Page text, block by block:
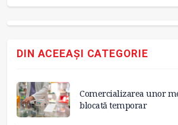
DIN ACEEAȘI CATEGORIE
Comercializarea unor
blocată temporar